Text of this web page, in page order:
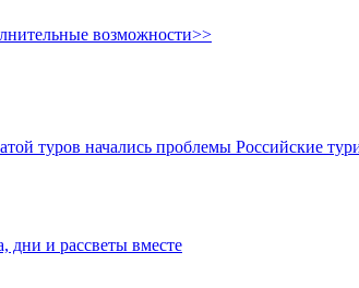
возможности>>
туров начались проблемы Российские
дни и рассветы вместе